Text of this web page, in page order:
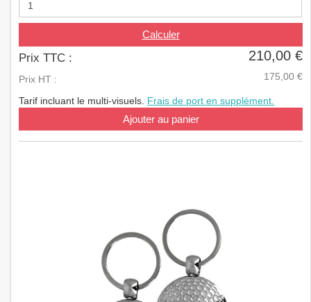
o
Calculer
Prix TTC : 210,00 €
Prix HT : 175,00 €
Tarif incluant le multi-visuels. Frais de port en supplément.
Ajouter au panier